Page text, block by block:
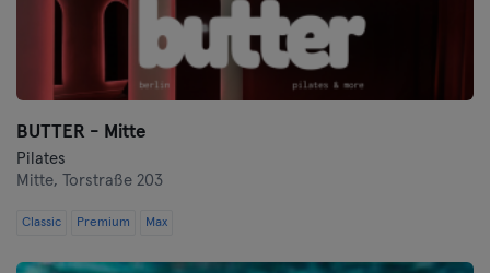
BUTTER - Mitte
Pilates
Mitte,
Torstraße 203
Classic Premium Max